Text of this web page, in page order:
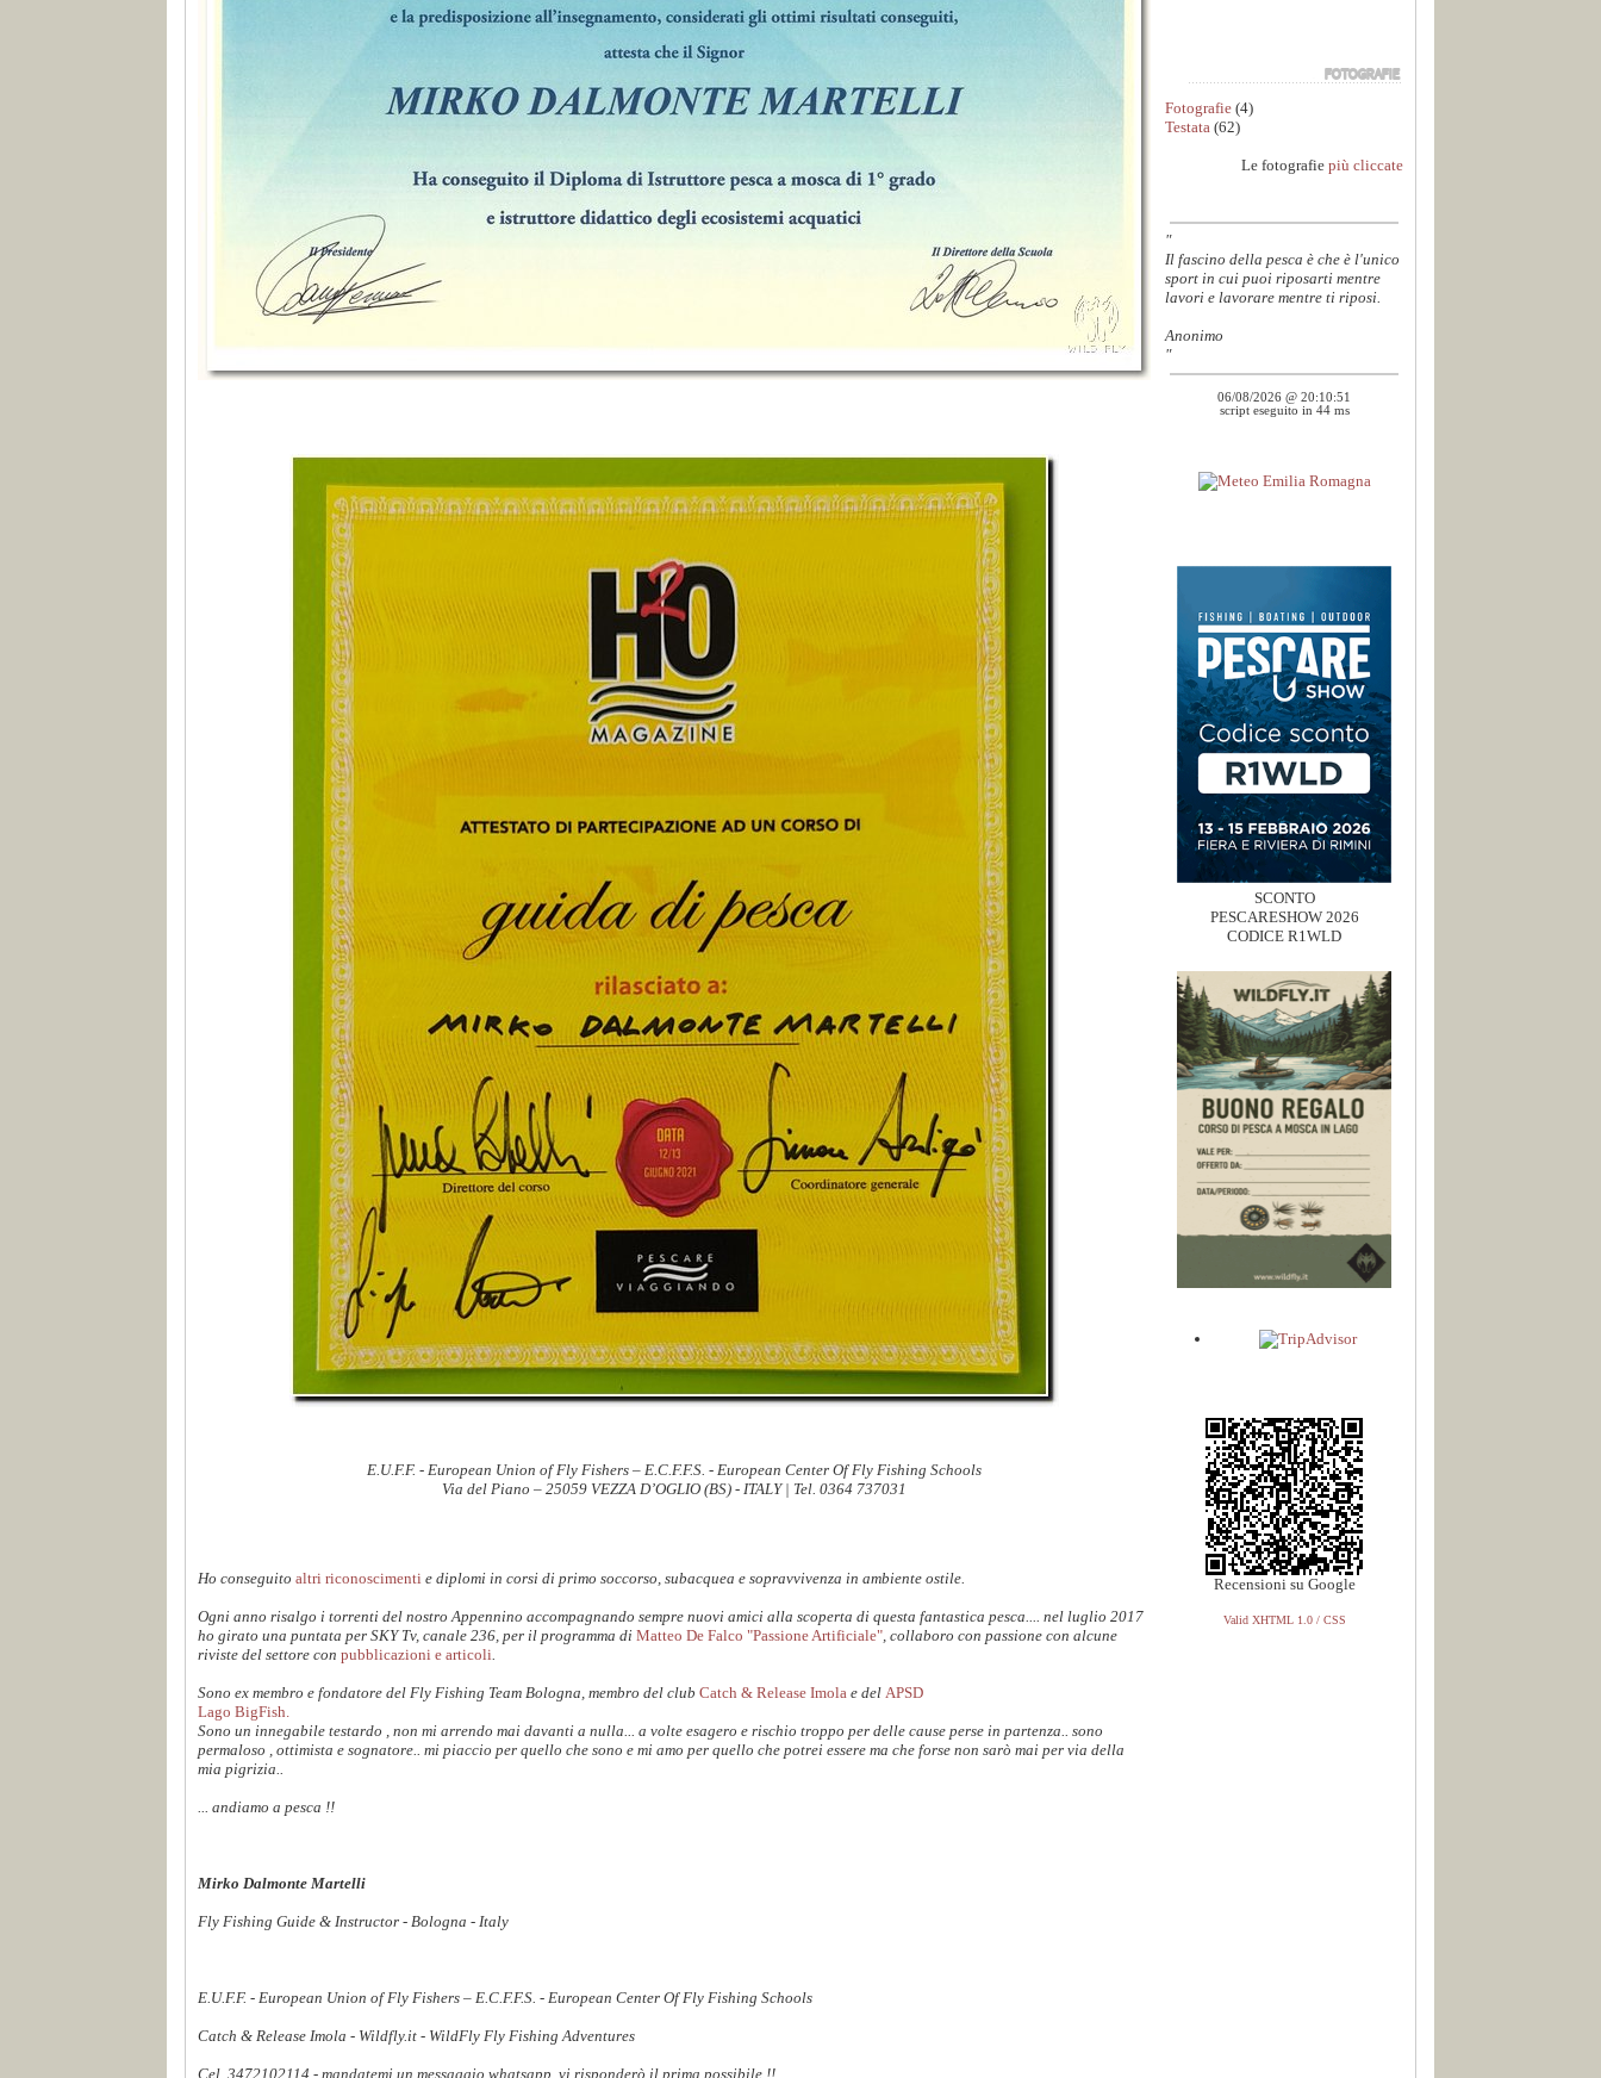
E.U.F.F. - European Union of Fly Fishers – E.C.F.F.S. - European Center Of Fly Fishing Schools
Via del Piano – 25059 VEZZA D’OGLIO (BS) - ITALY | Tel. 0364 737031
Ho conseguito altri riconoscimenti e diplomi in corsi di primo soccorso, subacquea e sopravvivenza in ambiente ostile.
Ogni anno risalgo i torrenti del nostro Appennino accompagnando sempre nuovi amici alla scoperta di questa fantastica pesca.... nel luglio 2017
ho girato una puntata per SKY Tv, canale 236, per il programma di Matteo De Falco "Passione Artificiale" , collaboro con passione con alcune
riviste del settore con pubblicazioni e articoli
Sono ex membro e fondatore del Fly Fishing Team Bologna, membro del club Catch & Release Imola e del APSD
Lago BigFish.
Sono un innegabile testardo , non mi arrendo mai davanti a nulla... a volte esagero e rischio troppo per delle cause perse in partenza.. sono
permaloso , ottimista e sognatore.. mi piaccio per quello che sono e mi amo per quello che potrei essere ma che forse non sarò mai per via della
mia pigrizia..
... andiamo a pesca !!
Mirko Dalmonte Martelli
Fly Fishing Guide & Instructor - Bologna - Italy
E.U.F.F. - European Union of Fly Fishers – E.C.F.F.S. - European Center Of Fly Fishing Schools
Catch & Release Imola - Wildfly.it - WildFly Fly Fishing Adventures
Cel. 3472102114 - mandatemi un messaggio whatsapp, vi risponderò il prima possibile !!
Fotografie (4)
Testata (62)
Le fotografie più cliccate
"
Il fascino della pesca è che è l'unico
sport in cui puoi riposarti mentre
lavori e lavorare mentre ti riposi.
Anonimo
"
06/08/2026 @ 20:10:51
script eseguito in 44 ms
SCONTO
PESCARESHOW 2026
CODICE R1WLD
Recensioni su Google
Valid XHTML 1.0 / CSS